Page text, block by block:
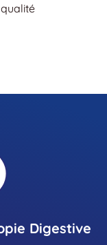
Digestive